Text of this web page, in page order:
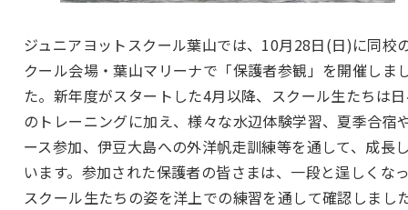
ジュニアヨットスクール葉山では、10月28日(日)に同校
クール会場・葉山マリーナで「保護者参観」を開催しま
た。新年度がスタートした4月以降、スクール生たちは
のトレーニングに加え、様々な水辺体験学習、夏季合宿
ース参加、伊豆大島への外洋帆走訓練等を通して、成長
います。参加された保護者の皆さまは、一段と逞しくな
スクール生たちの姿を洋上での練習を通して確認しまし